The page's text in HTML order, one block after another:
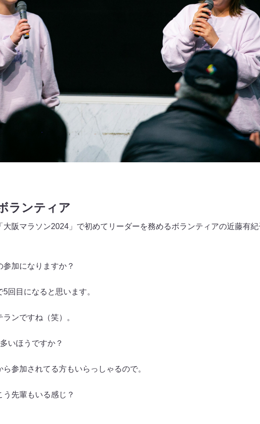
ランティア
大阪マラソン2024」で初めてリーダーを務めるボランティアの近藤有
加になりますか？
目になると思います。
ンですね（笑）。
いほうですか？
参加されてる方もいらっしゃるので。
先輩もいる感じ？